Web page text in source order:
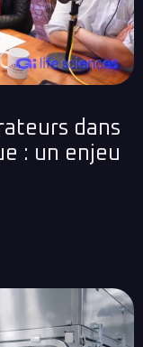
dans
: un enjeu